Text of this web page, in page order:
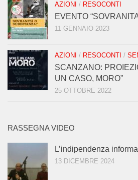
AZIONI / RESOCONTI
EVENTO
11 GENNAIO 2023
AZIONI / RESOCONTI /
SCANZANO:
UN CASO, MORO”
25 OTTOBRE 2022
RASSEGNA VIDEO
L’indipendenza
13 DICEMBRE 2024